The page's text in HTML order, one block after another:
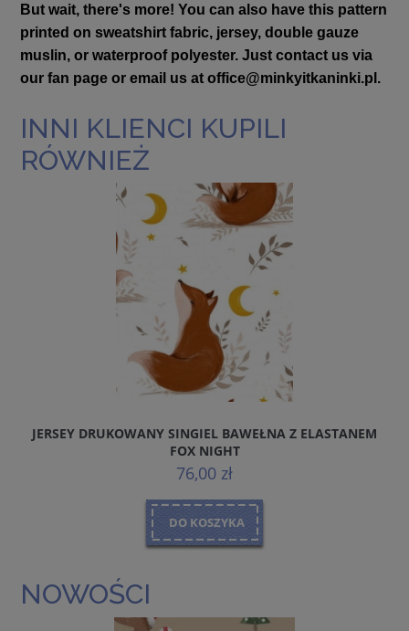
But wait, there's more! You can also have this pattern
printed on sweatshirt fabric, jersey, double gauze
muslin, or waterproof polyester. Just contact us via
our fan page or email us at office@minkyitkaninki.pl .
INNI KLIENCI KUPILI
RÓWNIEŻ
JERSEY DRUKOWANY SINGIEL BAWEŁNA Z ELASTANEM
FOX NIGHT
76,00 zł
DO KOSZYKA
NOWOŚCI